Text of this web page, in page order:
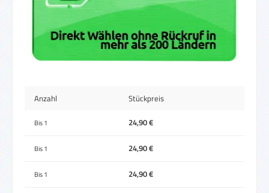
Anzahl Stückpreis
Bis1 24,90 €
Bis1 24,90 €
Bis1 24,90 €